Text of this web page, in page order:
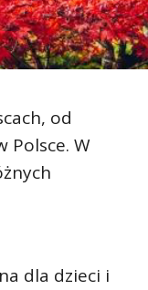
od
Polsce. W
dla dzieci i